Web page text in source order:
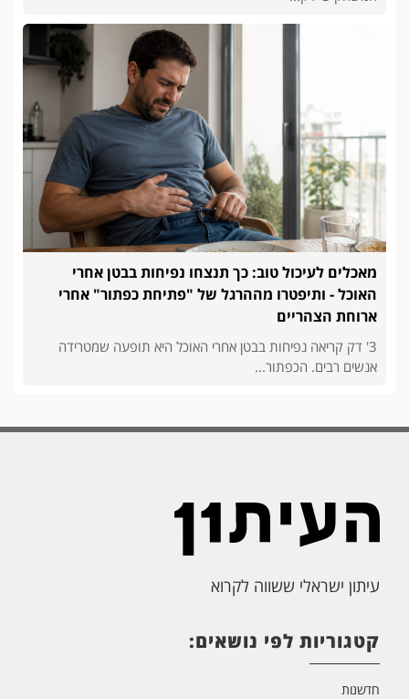
מאכלים לעיכול טוב: כך תנצחו נפיחות בבטן אחרי
האוכל - ותיפטרו מההרגל של "פתיחת כפתור" אחרי
ארוחת הצהריים
3' דק קריאה נפיחות בבטן אחרי האוכל היא תופעה שמטרידה
אנשים רבים. הכפתור...
עיתון ישראלי ששווה לקרוא
קטגוריות לפי נושאים:
חדשנות